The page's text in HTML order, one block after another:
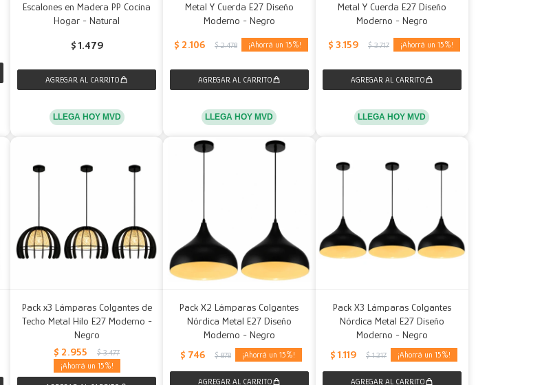
Escalones en Madera PP Cocina
Hogar - Natural
$ 1.479
LLEGA HOY MVD
Metal Y Cuerda E27 Diseño
Moderno - Negro
$ 2.106 $ 2.478 15
LLEGA HOY MVD
Metal Y Cuerda E27 Diseño
Moderno - Negro
$ 3.159 $ 3.717 15
LLEGA HOY MVD
Pack x3 Lámparas Colgantes de
Techo Metal Hilo E27 Moderno -
Negro
$ 2.955 $ 3.477
15
Pack X2 Lámparas Colgantes
Nórdica Metal E27 Diseño
Moderno - Negro
$ 746 $ 878 15
Pack X3 Lámparas Colgantes
Nórdica Metal E27 Diseño
Moderno - Negro
$ 1.119 $ 1.317 15